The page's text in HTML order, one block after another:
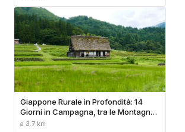
Giappone Rurale in Profondità: 14
Giorni in Campagna, tra le Montagne
e i Villaggi Nascosti
a 3.7 km